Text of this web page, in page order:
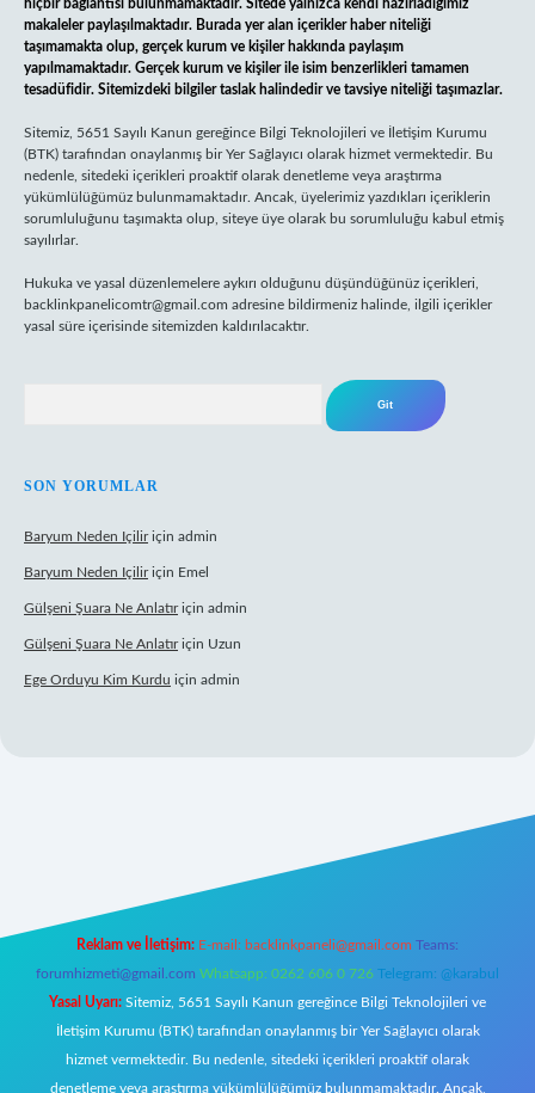
hiçbir bağlantısı bulunmamaktadır. Sitede yalnızca kendi hazırladığımız
makaleler paylaşılmaktadır. Burada yer alan içerikler haber niteliği
taşımamakta olup, gerçek kurum ve kişiler hakkında paylaşım
yapılmamaktadır. Gerçek kurum ve kişiler ile isim benzerlikleri tamamen
tesadüfidir. Sitemizdeki bilgiler taslak halindedir ve tavsiye niteliği taşımazlar.
Sitemiz, 5651 Sayılı Kanun gereğince Bilgi Teknolojileri ve İletişim Kurumu
(BTK) tarafından onaylanmış bir Yer Sağlayıcı olarak hizmet vermektedir. Bu
nedenle, sitedeki içerikleri proaktif olarak denetleme veya araştırma
yükümlülüğümüz bulunmamaktadır. Ancak, üyelerimiz yazdıkları içeriklerin
sorumluluğunu taşımakta olup, siteye üye olarak bu sorumluluğu kabul etmiş
sayılırlar.
Hukuka ve yasal düzenlemelere aykırı olduğunu düşündüğünüz içerikleri,
backlinkpanelicomtr@gmail.com adresine bildirmeniz halinde, ilgili içerikler
yasal süre içerisinde sitemizden kaldırılacaktır.
SON YORUMLAR
Baryum Neden Içiliriçin admin
Baryum Neden Içiliriçin Emel
Gülşeni Şuara Ne Anlatıriçin admin
Gülşeni Şuara Ne Anlatıriçin Uzun
Ege Orduyu Kim Kurdu için admin
Reklam ve İletişim: E-mail: backlinkpaneli@gmail.com Teams:
forumhizmeti@gmail.com Whatsapp: 0262 606 0 726 Telegram: @karabul
Yasal Uyarı: Sitemiz, 5651 Sayılı Kanun gereğince Bilgi Teknolojileri ve
İletişim Kurumu (BTK) tarafından onaylanmış bir Yer Sağlayıcı olarak
hizmet vermektedir. Bu nedenle, sitedeki içerikleri proaktif olarak
denetleme veya araştırma yükümlülüğümüz bulunmamaktadır. Ancak,